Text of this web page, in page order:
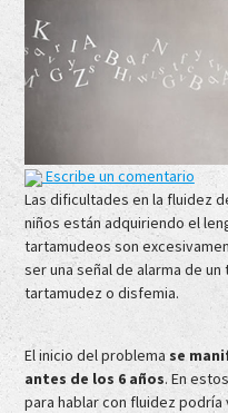
Escribe un comentario
Las dificultades en la fluidez
niños están adquiriendo el
tartamudeos son
ser una señal de alarma de
tartamudez o disfemia.
El inicio del problema se
antes de los 6 años. En
para hablar con fluidez